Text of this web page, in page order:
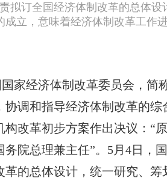
拟订全国经济体制改革的总体
成立，意味着经济体制改革工作
家经济体制改革委员会，简
调和指导经济体制改革的
构改革初步方案作出决议：“
院总理兼主任”。5月4日，
革的总体设计，统一研究、